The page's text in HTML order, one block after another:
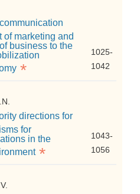
of marketing and
business to the
*
1025-
1042
directions for
for
in the
*
1043-
1056